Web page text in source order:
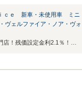
ｃｅ 新車・未使用車 ミニ
ヴェルファイア・ノア・ヴォ
新車・登録済未使用車専門店！残価設定金利2.1％！即納車可能車両多数在庫あります！